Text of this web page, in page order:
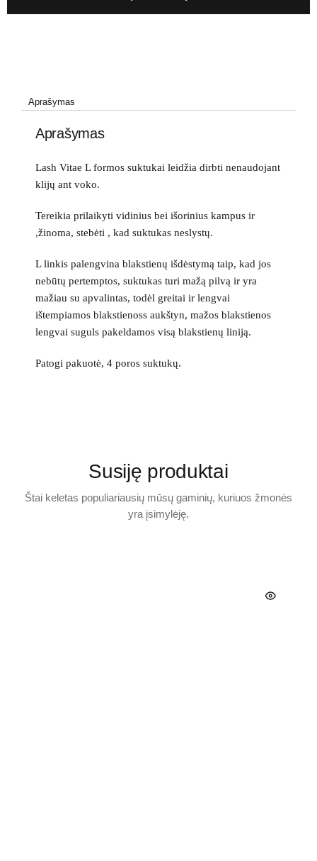
Aprašymas
Aprašymas
Lash Vitae L formos suktukai leidžia dirbti nenaudojant
klijų ant voko.
Tereikia prilaikyti vidinius bei išorinius kampus ir
,žinoma, stebėti , kad suktukas neslystų.
L linkis palengvina blakstienų išdėstymą taip, kad jos
nebūtų pertemptos, suktukas turi mažą pilvą ir yra
mažiau su apvalintas, todėl greitai ir lengvai
ištempiamos blakstienoss aukštyn, mažos blakstienos
lengvai suguls pakeldamos visą blakstienų liniją.
Patogi pakuotė, 4 poros suktukų.
Susiję produktai
Štai keletas populiariausių mūsų gaminių, kuriuos žmonės
yra įsimylėję.